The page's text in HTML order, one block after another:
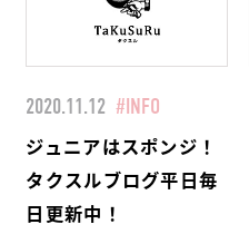
2020.11.12 #INFO
ジュニアはスポンジ！
タクスルブログ平日毎
日更新中！